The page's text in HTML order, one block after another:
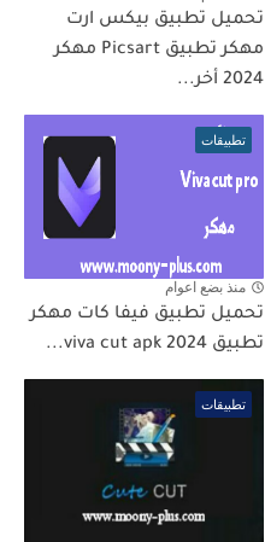
تحميل تطبيق بيكس ارت
مهكر تطبيق Picsart مهكر
2024 أخر...
تطبيقات
منذ بضع اعوام
تحميل تطبيق فيفا كات مهكر
تطبيق viva cut apk 2024...
تطبيقات